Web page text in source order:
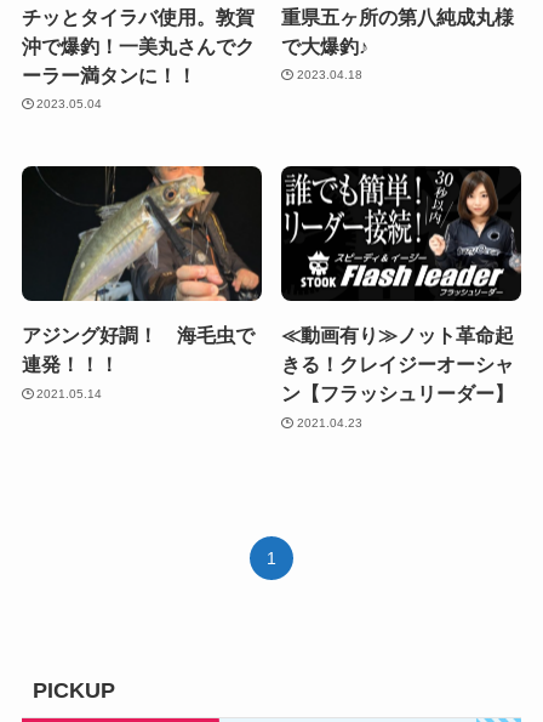
チッとタイラバ使用。敦賀
沖で爆釣！一美丸さんでク
ーラー満タンに！！
2023.05.04
重県五ヶ所の第八純成丸様
で大爆釣♪
2023.04.18
アジング好調！ 海毛虫で
連発！！！
2021.05.14
≪動画有り≫ノット革命起
きる！クレイジーオーシャ
ン【フラッシュリーダー】
2021.04.23
1
PICKUP